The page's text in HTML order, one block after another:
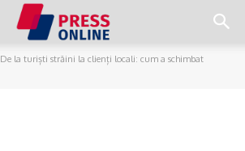
De la turiști străini la clienți locali: cum a schimbat